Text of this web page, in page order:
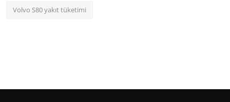
Volvo S80 yakıt tüketimi